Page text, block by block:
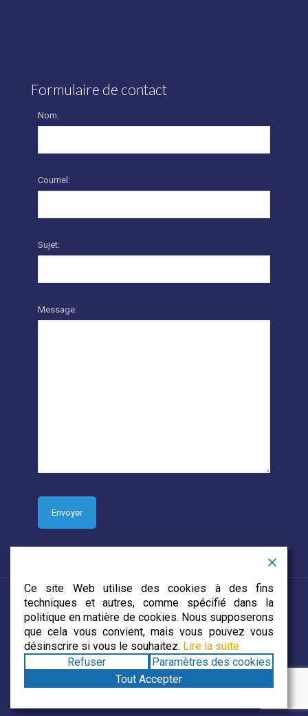
Formulaire de contact
Nom:
Courriel:
Sujet:
Message:
© 2019 CJECDN. Tous droits réservés. Site web conçu par
DevCorp Media
Ce site Web utilise des cookies à des fins
techniques et autres, comme spécifié dans la
politique en matière de cookies. Nous supposerons
que cela vous convient, mais vous pouvez vous
désinscrire si vous le souhaitez. Lire la suite
Refuser
Paramètres des cookies
Tout Accepter